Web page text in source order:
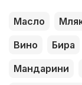
Масло
Вино
Бира
Мандарини